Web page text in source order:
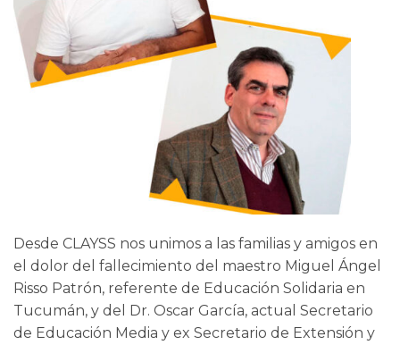
Desde CLAYSS nos unimos a las familias y amigos en
el dolor del fallecimiento del maestro Miguel Ángel
Risso Patrón, referente de Educación Solidaria en
Tucumán, y del Dr. Oscar García, actual Secretario
de Educación Media y ex Secretario de Extensión y